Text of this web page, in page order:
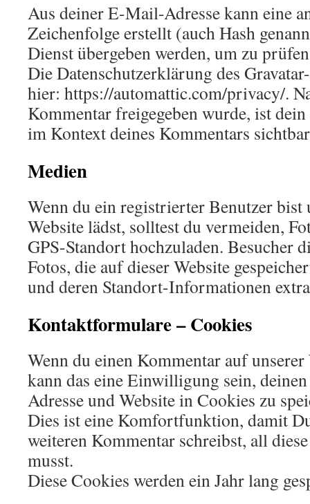
Aus deiner E-Mail-Adresse kann eine
Zeichenfolge erstellt (auch Hash
Dienst übergeben werden, um zu
Die Datenschutzerklärung des
hier: https://automattic.com/privacy/.
Kommentar freigegeben wurde, ist
im Kontext deines Kommentars
Medien
Wenn du ein registrierter Benutzer bist
Website lädst, solltest du vermeiden,
GPS-Standort hochzuladen. Besucher
Fotos, die auf dieser Website
und deren Standort-Informationen
Kontaktformulare – Cookies
Wenn du einen Kommentar auf
kann das eine Einwilligung sein,
Adresse und Website in Cookies zu
Dies ist eine Komfortfunktion, damit
weiteren Kommentar schreibst, all
musst.
Diese Cookies werden ein Jahr lang